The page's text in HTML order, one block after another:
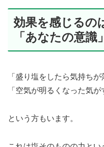
効果を感じるの
「あなたの意識」
「盛り塩をしたら気持ちが
「空気が明るくなった気が
という方もいます。